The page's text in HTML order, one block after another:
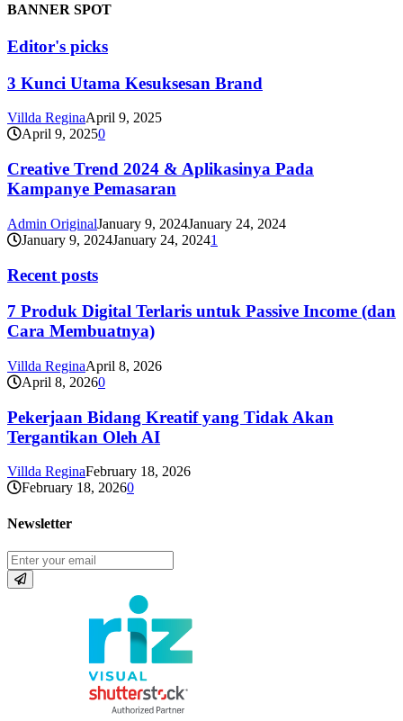
BANNER SPOT
Editor's picks
3 Kunci Utama Kesuksesan Brand
Villda ReginaApril 9, 2025
April 9, 20250
Creative Trend 2024 & Aplikasinya Pada
Kampanye Pemasaran
Admin OriginalJanuary 9, 2024January 24, 2024
January 9, 2024January 24, 20241
Recent posts
7 Produk Digital Terlaris untuk Passive Income (dan
Cara Membuatnya)
Villda ReginaApril 8, 2026
April 8, 20260
Pekerjaan Bidang Kreatif yang Tidak Akan
Tergantikan Oleh AI
Villda ReginaFebruary 18, 2026
February 18, 20260
Newsletter